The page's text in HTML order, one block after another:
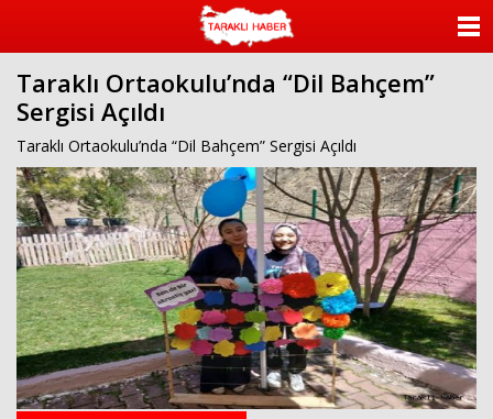
Taraklı Ortaokulu’nda “Dil Bahçem”
Sergisi Açıldı
Taraklı Ortaokulu’nda “Dil Bahçem” Sergisi Açıldı
KATEGORİLER
ANKETLER
FOTO GALERİ
VİDEO GALERİ
KÜNYE
İLETİŞİM